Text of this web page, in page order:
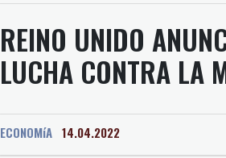
Havana
24 °C
Rio de Janeiro
25 °C
Oaxaca
15 °C
Mexico City
REINO UNIDO
LUCHA CONTRA LA
ECONOMíA 14.04.2022